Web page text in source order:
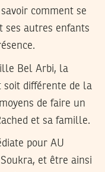
comment se
ses autres enfants
Bel Arbi, la
soit différente de la
de faire un
et sa famille.
pour AU
et être ainsi